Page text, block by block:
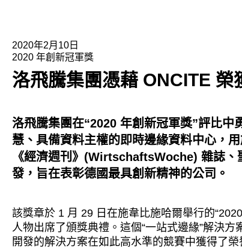
2020年2月10日
2020 年創新冠軍獎
洛飛騰集團憑藉 ONCITE 榮
洛飛騰集團在“2020 年創新冠軍獎”評比中
慧、具備資料主權的即時邊緣資料中心，
《經濟週刊》 (WirtschaftsWoche) 雜誌、
發，旨在表彰德國最具創新精神的公司。
該獎章於 1 月 29 日在施韋比施哈爾舉行的
人物出席了頒獎典禮。這個“一站式邊緣”解決
開發的解決方案在如此高水準的競賽中獲得了